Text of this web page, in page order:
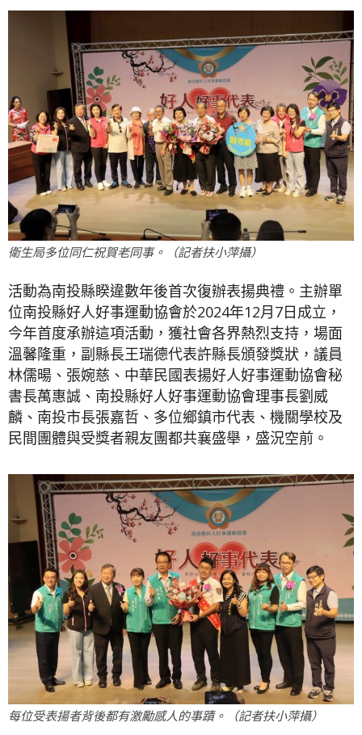
衛生局多位同仁祝賀老同事。（記者扶小萍攝）
活動為南投縣睽違數年後首次復辦表揚典禮。主辦單
位南投縣好人好事運動協會於2024年12月7日成立，
今年首度承辦這項活動，獲社會各界熱烈支持，場面
溫馨隆重，副縣長王瑞德代表許縣長頒發獎狀，議員
林儒暘、張婉慈、中華民國表揚好人好事運動協會秘
書長萬惠誠、南投縣好人好事運動協會理事長劉威
麟、南投市長張嘉哲、多位鄉鎮市代表、機關學校及
民間團體與受獎者親友團都共襄盛舉，盛況空前。
每位受表揚者背後都有激勵感人的事蹟。（記者扶小萍攝）